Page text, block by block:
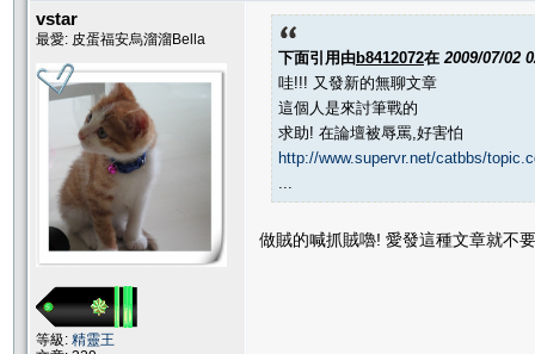
vstar
最愛: 皮蛋福安烏溜溜Bella
等級: 精靈王
下面引用由b8412072在 2009/07/02
哇!!! 又發新的無聊文章
這個人是來討筆戰的
求助! 在論壇被辱罵,好害怕
http://www.supervr.net/catbbs/
做賊的喊抓賊嚕! 愛發這種文章就不